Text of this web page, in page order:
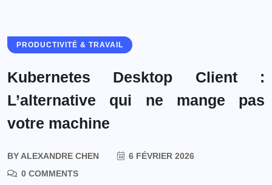
PRODUCTIVITÉ & TRAVAIL
Kubernetes Desktop Client :
L’alternative qui ne mange pas
votre machine
BY ALEXANDRE CHEN
6 FÉVRIER 2026
0 COMMENTS